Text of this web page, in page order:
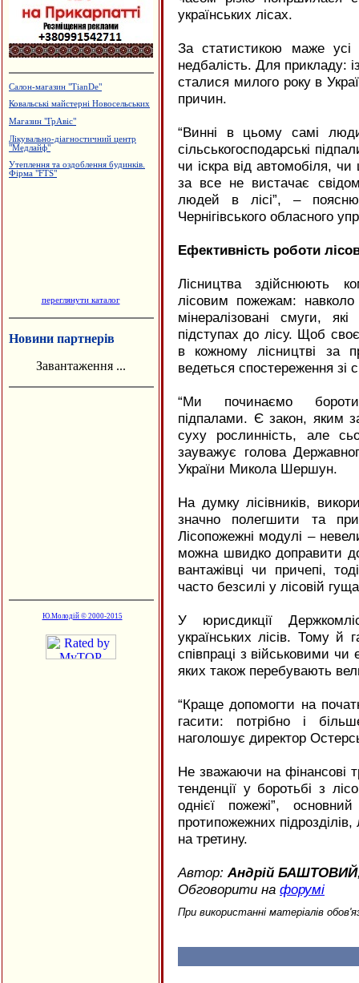
Профспілкове товариство імігрантів
Р.Думанський
Виробництво бетонних виробів
Виробництво еластичної резинки
переглянути каталог
Новини партнерів
Завантаження ...
Ю.Молодій © 2000-2015
українських лісах.
За статистикою маже усі
недбалість. Для прикладу:
сталися милого року в
причин.
“Винні в цьому самі
сільськогосподарські
чи іскра від автомобіля,
за все не вистачає
людей в лісі”, –
Чернігівського обласного
Ефективність роботи
Лісництва здійснюють
лісовим пожежам:
мінералізовані смуги,
підступах до лісу. Щоб
в кожному лісництві за
ведеться спостереження зі
“Ми починаємо
підпалами. Є закон, яким
суху рослинність, але
зауважує голова
України Микола Шершун.
На думку лісівників,
значно полегшити та
Лісопожежні модулі –
можна швидко доправити
вантажівці чи причепі,
часто безсилі у лісовій
У юрисдикції
українських лісів. Тому й
співпраці з військовими
яких також перебувають
“Краще допомогти на
гасити: потрібно і
наголошує директор
Не зважаючи на фінансові
тенденції у боротьбі з
однієї пожежі”,
протипожежних
на третину.
Автор:Андрій БАШТОВИЙ
Обговорити на форумі
При використанні матеріалів